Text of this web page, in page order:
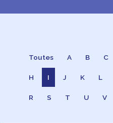
Toutes A B C
H I J K L
R S T U V